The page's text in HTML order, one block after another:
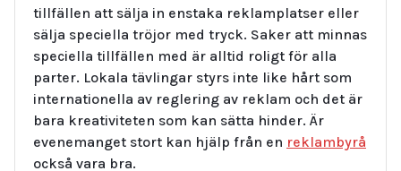
tillfällen att sälja in enstaka reklamplatser eller
sälja speciella tröjor med tryck. Saker att minnas
speciella tillfällen med är alltid roligt för alla
parter. Lokala tävlingar styrs inte like hårt som
internationella av reglering av reklam och det är
bara kreativiteten som kan sätta hinder. Är
evenemanget stort kan hjälp från en reklambyrå
också vara bra.